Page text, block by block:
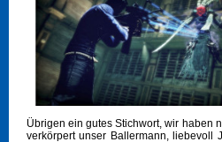
Übrigen ein gutes Stichwort, wir haben
verkörpert unser Ballermann, liebevoll